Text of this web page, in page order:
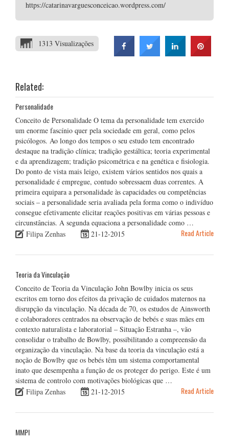
https://catarinavarguesconceicao.wordpress.com/
1313 Visualizações
Related:
Personalidade
Conceito de Personalidade O tema da personalidade tem exercido
um enorme fascínio quer pela sociedade em geral, como pelos
psicólogos. Ao longo dos tempos o seu estudo tem encontrado
destaque na tradição clínica; tradição gestáltica; teoria experimental
e da aprendizagem; tradição psicométrica e na genética e fisiologia.
Do ponto de vista mais leigo, existem vários sentidos nos quais a
personalidade é empregue, contudo sobressaem duas correntes. A
primeira equipara a personalidade às capacidades ou competências
sociais – a personalidade seria avaliada pela forma como o indivíduo
consegue efetivamente elicitar reações positivas em várias pessoas e
circunstâncias. A segunda equaciona a personalidade como …
Filipa Zenhas
21-12-2015 Read Article
Teoria da Vinculação
Conceito de Teoria da Vinculação John Bowlby inicia os seus
escritos em torno dos efeitos da privação de cuidados maternos na
disrupção da vinculação. Na década de 70, os estudos de Ainsworth
e colaboradores centrados na observação de bebés e suas mães em
contexto naturalista e laboratorial – Situação Estranha –, vão
consolidar o trabalho de Bowlby, possibilitando a compreensão da
organização da vinculação. Na base da teoria da vinculação está a
noção de Bowlby que os bebés têm um sistema comportamental
inato que desempenha a função de os proteger do perigo. Este é um
sistema de controlo com motivações biológicas que …
Filipa Zenhas
21-12-2015 Read Article
MMPI